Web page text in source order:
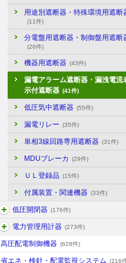
用途別遮断器・特殊環境用遮断
(11件)
分電盤用遮断器・制御盤用遮断
(26件)
機器用遮断器 (43件)
漏電アラーム遮断器・漏洩電流
示付遮断器 (41件)
低圧気中遮断器 (55件)
漏電リレー (35件)
単相3線回路専用遮断器 (31件)
MDUブレーカ (29件)
ＵＬ登録品 (15件)
付属装置・関連機器 (33件)
低圧開閉器 (176件)
電力管理用計器 (273件)
高圧配電制御機器 (628件)
省エネ・検針・配電監視システム (216